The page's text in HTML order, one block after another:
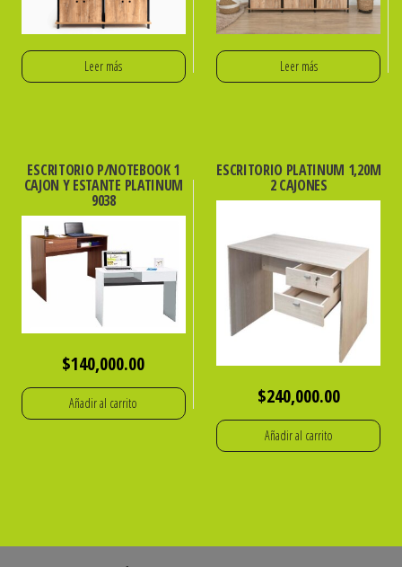
Leer más Leer más
ESCRITORIO P/NOTEBOOK 1
CAJON Y ESTANTE PLATINUM
9038
$140,000.00
Añadir al carrito
ESCRITORIO PLATINUM 1,20M
2 CAJONES
$240,000.00
Añadir al carrito